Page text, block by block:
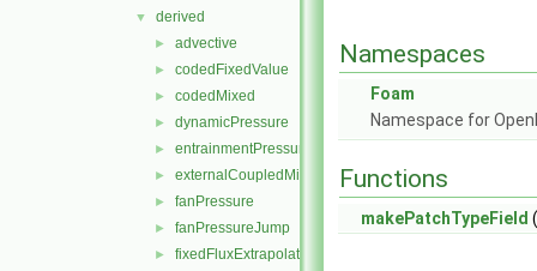
▼ derived
► advective
► codedFixedValue
► codedMixed
► dynamicPressure
► entrainmentPressure
► externalCoupledMixed
► fanPressure
► fanPressureJump
► fixedFluxExtrapolatedPressure
Namespaces
Foam
Namespace for
Functions
makePatchTypeField